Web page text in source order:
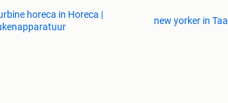
horeca in Horeca |
new yorker in